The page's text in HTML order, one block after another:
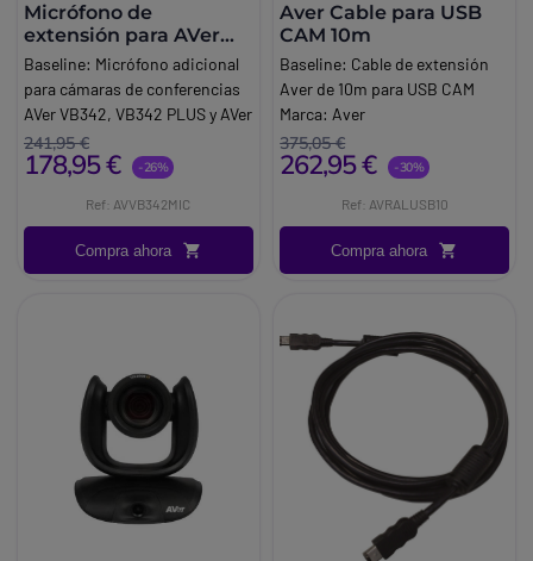
Micrófono de
extensión para AVer
VB342 / VB342 PLUS
Baseline: Micrófono adicional
para cámaras de conferencias
AVer VB342, VB342 PLUS y AVer
VB130
Marca:Aver
241,95 €
178,95 € -26%
Ref: AVVB342MIC
Compra ahora
Aver Cable para USB
CAM 10m
Baseline: Cable de extensión
Aver de 10m para USB CAM
Marca: Aver
375,05 €
262,95 € -30%
Ref: AVRALUSB10
Compra ahora